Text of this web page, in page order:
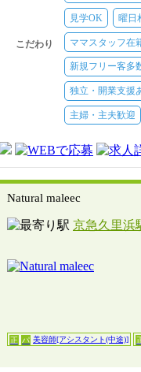
こだわり
見学OK 曜日
ママスタッフ在
新規フリー客多
独立・開業支援
主婦・主夫歓迎
Natural maleec
京急久里浜
正 パ 美容師[アシスタント(中途)]